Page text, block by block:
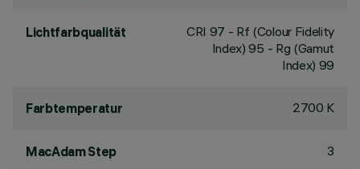
Lichtfarbqualität CRI 97 - Rf (Colour Fidelity
Index) 95 - Rg (Gamut
Index) 99
Farbtemperatur 2700 K
MacAdam Step 3